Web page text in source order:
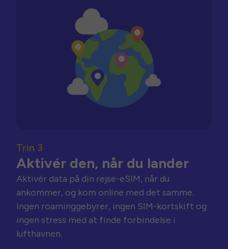
Trin 3
Aktivér den, når du lander
Aktivér data på din rejse-eSIM, når du
ankommer, og kom online med det samme.
Ingen roaminggebyrer, ingen SIM-kortskift og
ingen stress med at finde forbindelse i
lufthavnen.